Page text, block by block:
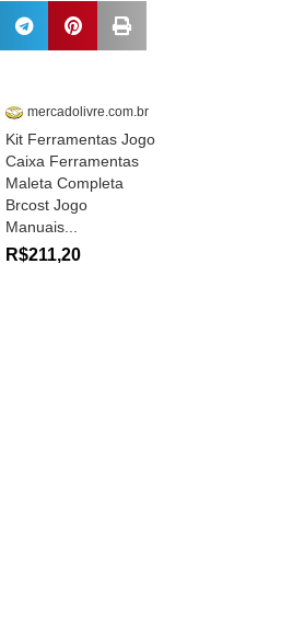
mercadolivre.com.br
Kit Ferramentas Jogo
Caixa Ferramentas
Maleta Completa
Brcost Jogo
Manuais...
R$211,20